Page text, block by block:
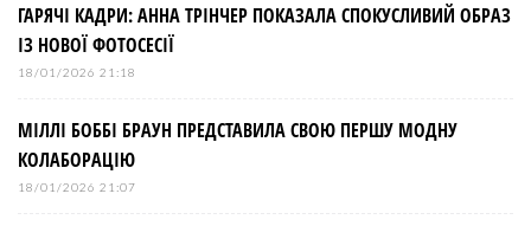
ГАРЯЧІ КАДРИ: АННА ТРІНЧЕР ПОКАЗАЛА СПОКУСЛИВИЙ ОБРАЗ
ІЗ НОВОЇ ФОТОСЕСІЇ
18/01/2026 21:18
МІЛЛІ БОББІ БРАУН ПРЕДСТАВИЛА СВОЮ ПЕРШУ МОДНУ
КОЛАБОРАЦІЮ
18/01/2026 21:07